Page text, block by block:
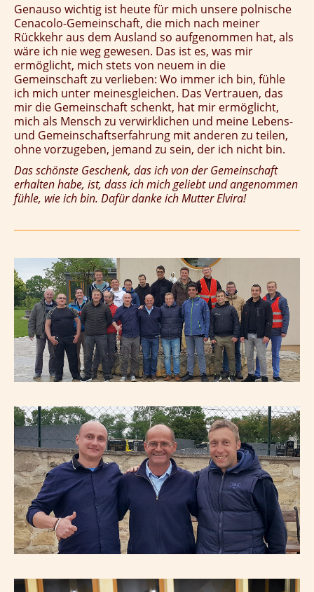
Genauso wichtig ist heute für mich unsere polnische
Cenacolo-Gemeinschaft, die mich nach meiner
Rückkehr aus dem Ausland so aufgenommen hat, als
wäre ich nie weg gewesen. Das ist es, was mir
ermöglicht, mich stets von neuem in die
Gemeinschaft zu verlieben: Wo immer ich bin, fühle
ich mich unter meinesgleichen. Das Vertrauen, das
mir die Gemeinschaft schenkt, hat mir ermöglicht,
mich als Mensch zu verwirklichen und meine Lebens-
und Gemeinschaftserfahrung mit anderen zu teilen,
ohne vorzugeben, jemand zu sein, der ich nicht bin.
Das schönste Geschenk, das ich von der Gemeinschaft
erhalten habe, ist, dass ich mich geliebt und angenommen
fühle, wie ich bin. Dafür danke ich Mutter Elvira!